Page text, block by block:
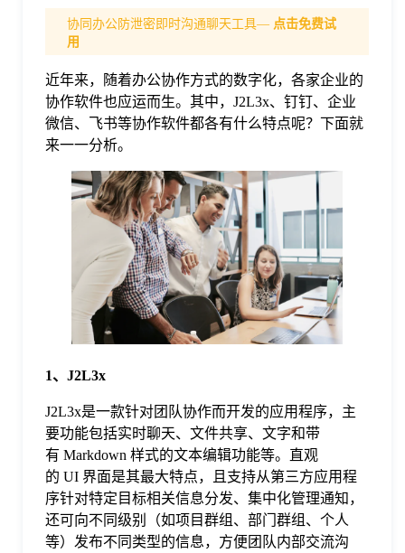
价
格
题
协同办公防泄密即时沟通聊天工具— 点击免费试
用
近年来，随着办公协作方式的数字化，各家企业的
协作软件也应运而生。其中，J2L3x、钉钉、企业
微信、飞书等协作软件都各有什么特点呢？下面就
来一一分析。
1、J2L3x
J2L3x是一款针对团队协作而开发的应用程序，主
要功能包括实时聊天、文件共享、文字和带
有 Markdown 样式的文本编辑功能等。直观
的 UI 界面是其最大特点，且支持从第三方应用程
序针对特定目标相关信息分发、集中化管理通知，
还可向不同级别（如项目群组、部门群组、个人
等）发布不同类型的信息，方便团队内部交流沟